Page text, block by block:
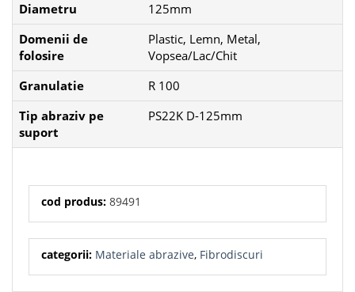
Diametru
125mm
Domenii de
folosire
Plastic, Lemn, Metal,
Vopsea/Lac/Chit
Granulatie
R 100
Tip abraziv pe
suport
PS22K D-125mm
cod produs: 89491
categorii: Materiale abrazive, Fibrodiscuri